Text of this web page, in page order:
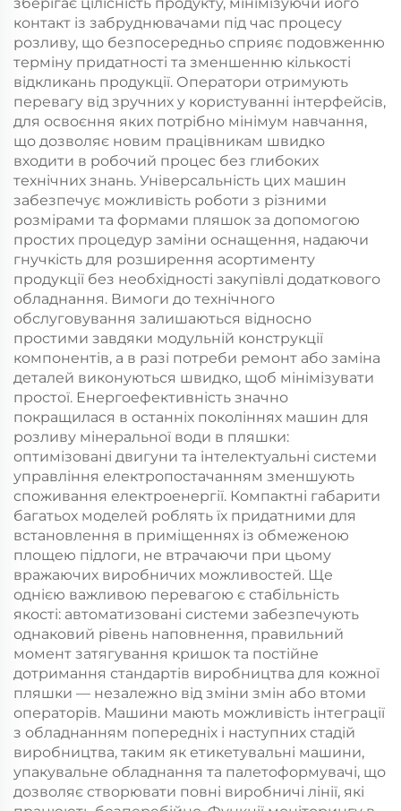
контакт із забруднювачами під час процесу
розливу, що безпосередньо сприяє подовженню
терміну придатності та зменшенню кількості
відкликань продукції. Оператори отримують
перевагу від зручних у користуванні інтерфейсів,
для освоєння яких потрібно мінімум навчання,
що дозволяє новим працівникам швидко
входити в робочий процес без глибоких
технічних знань. Універсальність цих машин
забезпечує можливість роботи з різними
розмірами та формами пляшок за допомогою
простих процедур заміни оснащення, надаючи
гнучкість для розширення асортименту
продукції без необхідності закупівлі додаткового
обладнання. Вимоги до технічного
обслуговування залишаються відносно
простими завдяки модульній конструкції
компонентів, а в разі потреби ремонт або заміна
деталей виконуються швидко, щоб мінімізувати
простої. Енергоефективність значно
покращилася в останніх поколіннях машин для
розливу мінеральної води в пляшки:
оптимізовані двигуни та інтелектуальні системи
управління електропостачанням зменшують
споживання електроенергії. Компактні габарити
багатьох моделей роблять їх придатними для
встановлення в приміщеннях із обмеженою
площею підлоги, не втрачаючи при цьому
вражаючих виробничих можливостей. Ще
однією важливою перевагою є стабільність
якості: автоматизовані системи забезпечують
однаковий рівень наповнення, правильний
момент затягування кришок та постійне
дотримання стандартів виробництва для кожної
пляшки — незалежно від зміни змін або втоми
операторів. Машини мають можливість інтеграції
з обладнанням попередніх і наступних стадій
виробництва, таким як етикетувальні машини,
упакувальне обладнання та палетоформувачі, що
дозволяє створювати повні виробничі лінії, які